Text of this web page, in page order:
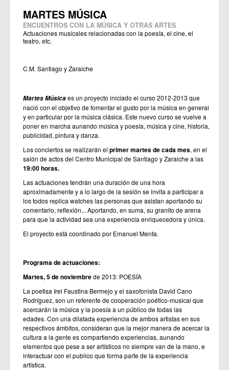
MARTES MÚSICA
ENCUENTROS CON LA MÚSICA Y OTRAS ARTES
Actuaciones musicales relacionadas con la poesía, el cine, el
teatro, etc.
C.M. Santiago y Zaraiche
Martes Músicaes un proyecto iniciado el curso 2012-2013 que
nació con el objetivo de fomentar el gusto por la música en general
y en particular por la música clásica. Este nuevo curso se vuelve a
poner en marcha aunando música y poesía, música y cine, historia,
publicidad, pintura y danza.
Los conciertos se realizarán el primer martes de cada mes, en el
salón de actos del Centro Municipal de Santiago y Zaraiche a las
19:00 horas.
Las actuaciones tendrán una duración de una hora
aproximadamente y a lo largo de la sesión se invita a participar a
los todosreplica watcheslas personas que asistan aportando su
comentario, reflexión... Aportando, en suma, su granito de arena
para que la actividad sea una experiencia enriquecedora y única.
El proyecto está coordinado por Emanuel Menta.
Programa de actuaciones:
Martes, 5 de noviembrede 2013: POESÍA
La poetisa Irel Faustina Bermejo y el saxofonista David Cano
Rodríguez, son un referente de cooperación poético-musical que
acercarán la música y la poesía a un público de todas las
edades. Con una dilatada experiencia de ambos artistas en sus
respectivos ámbitos, consideran que la mejor manera de acercar la
cultura a la gente es compartiendo experiencias, aunando
elementos que pese a ser artísticos no siempre van de la mano, e
interactuar con el publico que forma parte de la experiencia
artística.